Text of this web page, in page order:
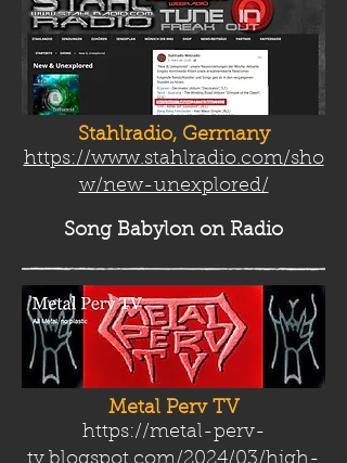
Stahlradio, Germany
https://www.stahlradio.com/sho
w/new-unexplored/
Song Babylonon Radio
Metal Perv TV
https://metal-perv-